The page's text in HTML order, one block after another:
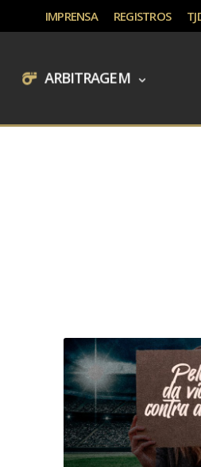
IMPRENSA REGISTROS
ARBITRAGEM